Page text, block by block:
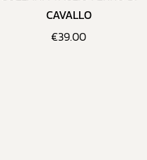
CAVALLO
€39.00